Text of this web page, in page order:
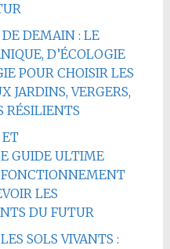
DEMAIN : LE
D’ÉCOLOGIE
POUR CHOISIR LES
JARDINS, VERGERS,
RÉSILIENTS
GUIDE ULTIME
LES
DU FUTUR
SOLS VIVANTS :